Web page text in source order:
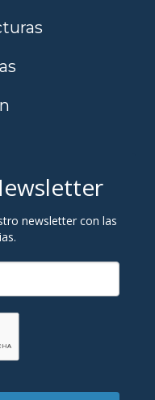
newsletter con las